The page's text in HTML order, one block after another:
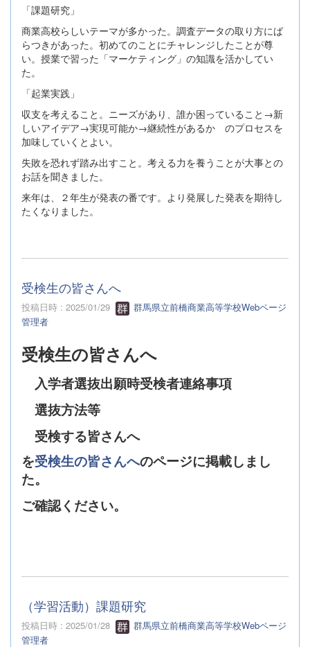
「課題研究」
商業高校らしいテーマが多かった。調査データの取り方にば
らつきがあった。初めてのことにチャレンジしたことが尊
い。授業で習った「マーケティング」の知識を活かしてい
た。
「起業実践」
収支を考えること。ニーズがあり、誰か困っていること→新
しいアイデア→実現可能か→継続性があるか のプロセスを
加味していくとよい。
失敗を恐れず踏み出すこと。考える力を養うことが大事との
お話を聞きました。
来年は、２年生が発表の番です。より発展した発表を期待し
たくなりました。
受検生の皆さんへ
投稿日時 : 2025/01/29
群馬県立前橋商業高等学校Webページ
管理者
受検生の皆さんへ
入学者選抜出願時受検者連絡事項
選抜方法等
受検する皆さんへ
を受検生の皆さんへのページに掲載しまし
た。
ご確認ください。
（学習活動）課題研究
投稿日時 : 2025/01/28
群馬県立前橋商業高等学校Webページ
管理者